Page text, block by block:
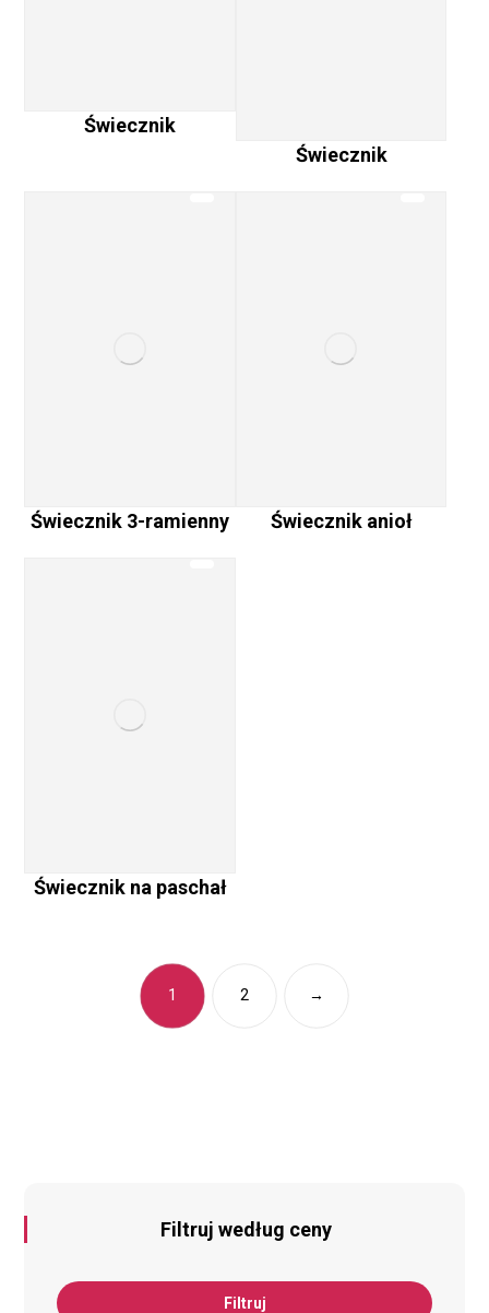
Świecznik
Świecznik
Świecznik 3-ramienny Świecznik anioł
Świecznik na paschał
1 2 →
Filtruj według ceny
Filtruj